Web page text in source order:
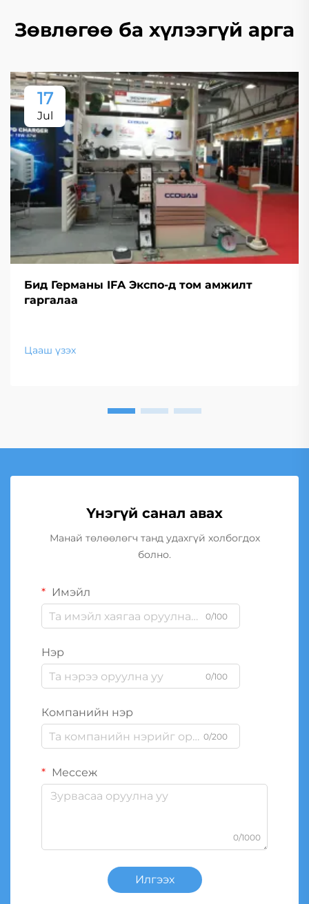
Зөвлөгөө ба хүлээгүй арга
17
Jul
Бид Германы IFA Экспо-д том амжилт
гаргалаа
Цааш үзэх
Үнэгүй санал авах
Манай төлөөлөгч танд удахгүй холбогдох
болно.
Имэйл
0/100
Нэр
0/100
Компанийн нэр
0/200
Мессеж
0/1000
Илгээх